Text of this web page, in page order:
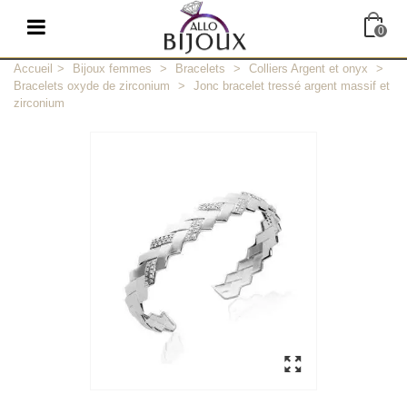
0
Accueil > Bijoux femmes > Bracelets > Colliers Argent et onyx
>
Bracelets oxyde de zirconium
>
Jonc bracelet tressé argent massif et
zirconium